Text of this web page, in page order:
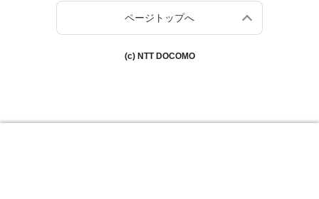
ページトップへ
(c) NTT DOCOMO